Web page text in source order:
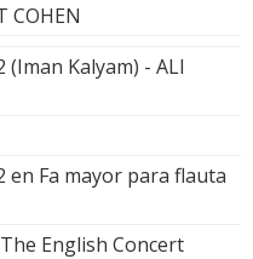
COHEN
Kalyam) - ALI
en Fa mayor para flauta
English Concert